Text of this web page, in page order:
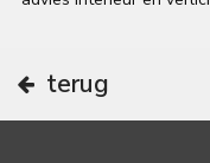
terug